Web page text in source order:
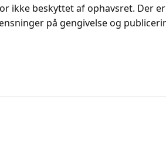
ikke beskyttet af ophavsret. Der er
på gengivelse og